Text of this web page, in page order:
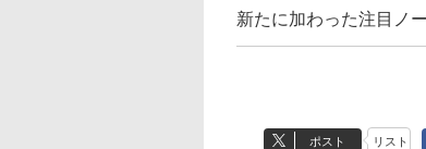
新たに加わった注目ノ
ポスト リスト